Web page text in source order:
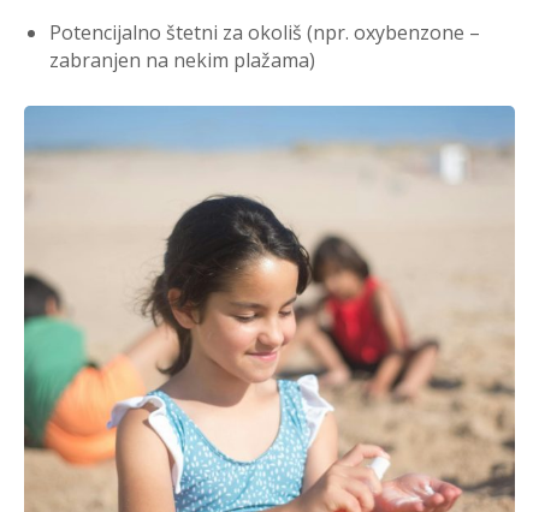
Potencijalno štetni za okoliš (npr. oxybenzone –
zabranjen na nekim plažama)